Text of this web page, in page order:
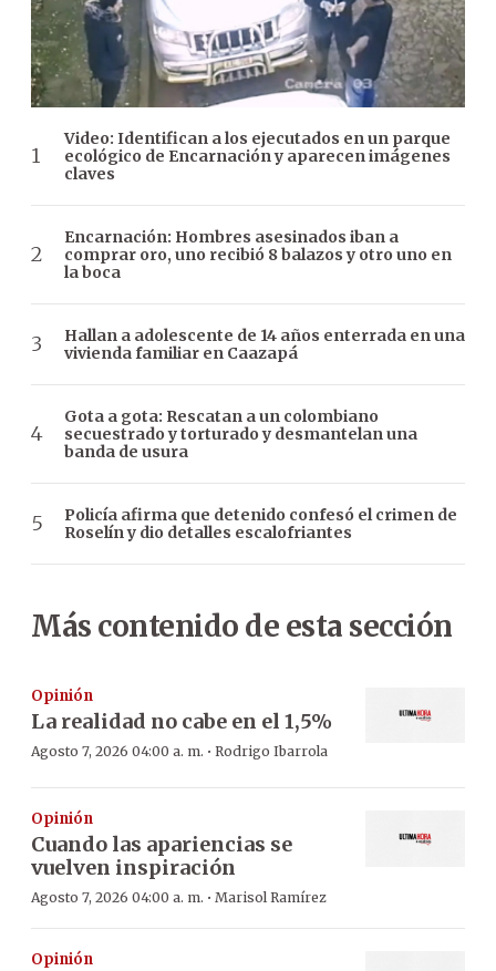
Video: Identifican a los ejecutados en un parque
ecológico de Encarnación y aparecen imágenes
claves
Encarnación: Hombres asesinados iban a
comprar oro, uno recibió 8 balazos y otro uno en
la boca
Hallan a adolescente de 14 años enterrada en una
vivienda familiar en Caazapá
Gota a gota: Rescatan a un colombiano
secuestrado y torturado y desmantelan una
banda de usura
Policía afirma que detenido confesó el crimen de
Roselín y dio detalles escalofriantes
Más contenido de esta sección
Opinión
La realidad no cabe en el 1,5%
Agosto 7, 2026 04:00 a. m. · Rodrigo Ibarrola
Opinión
Cuando las apariencias se
vuelven inspiración
Agosto 7, 2026 04:00 a. m. · Marisol Ramírez
Opinión